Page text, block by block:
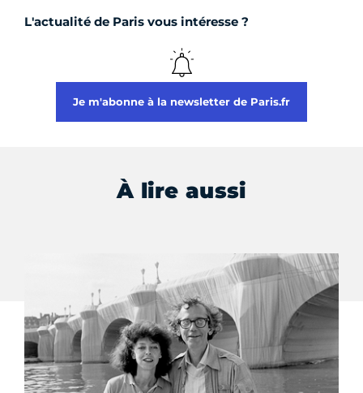
L'actualité de Paris vous intéresse ?
Je m'abonne à la newsletter de Paris.fr
À lire aussi